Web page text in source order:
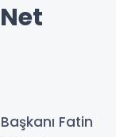
Fatin